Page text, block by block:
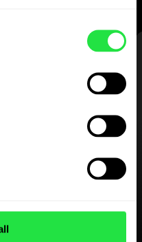
gratis
få